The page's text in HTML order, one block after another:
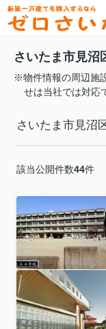
さいたま市見沼
※物件情報の周辺施
せは当社では対応
さいたま市見沼
該当公開件数44件